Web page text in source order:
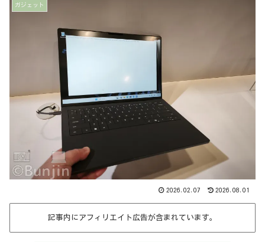
ガジェット
2026.02.07 2026.08.01
記事内にアフィリエイト広告が含まれています。